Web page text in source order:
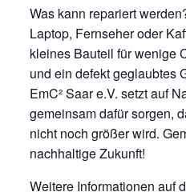
Was kann repariert
Laptop, Fernseher oder
kleines Bauteil für wenige
und ein defekt geglaubtes
EmC² Saar e.V. setzt auf
gemeinsam dafür sorgen,
nicht noch größer wird.
nachhaltige Zukunft!
Weitere Informationen auf